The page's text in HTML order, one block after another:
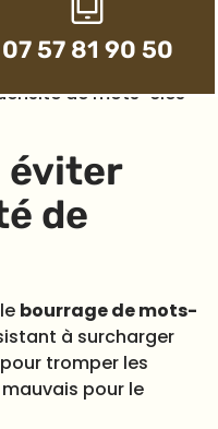
500 mots et
10 fois, votre
2%. Selon l’expert
de mots-clés
éviter
de
bourrage de mots-
à surcharger
tromper les
pour le
07 57 81 90 50